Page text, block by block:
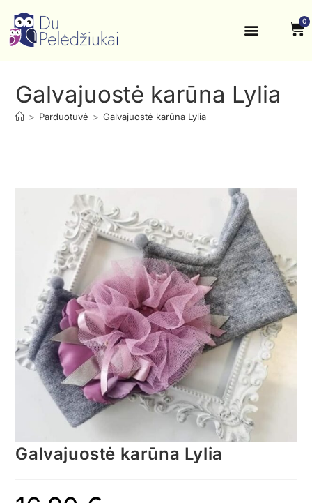
0
Galvajuostė karūna Lylia
> Parduotuvė > Galvajuostė karūna Lylia
Galvajuostė karūna Lylia